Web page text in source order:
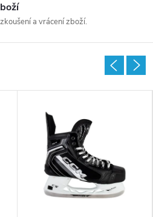
a vrácení zboží.